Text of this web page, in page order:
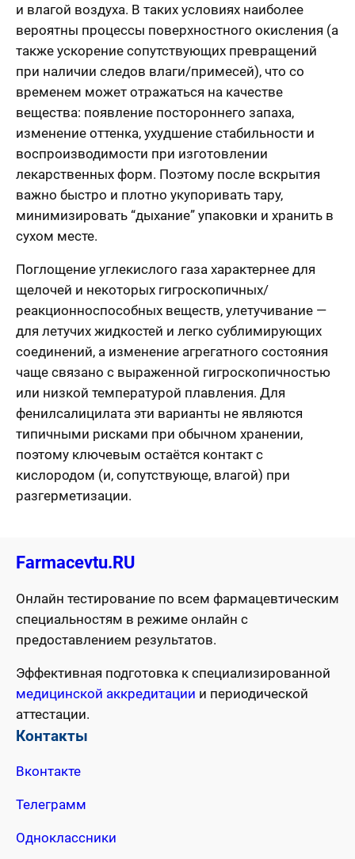
и влагой воздуха. В таких условиях наиболее
вероятны процессы поверхностного окисления (а
также ускорение сопутствующих превращений
при наличии следов влаги/примесей), что со
временем может отражаться на качестве
вещества: появление постороннего запаха,
изменение оттенка, ухудшение стабильности и
воспроизводимости при изготовлении
лекарственных форм. Поэтому после вскрытия
важно быстро и плотно укупоривать тару,
минимизировать “дыхание” упаковки и хранить в
сухом месте.
Поглощение углекислого газа характернее для
щелочей и некоторых гигроскопичных/
реакционноспособных веществ, улетучивание —
для летучих жидкостей и легко сублимирующих
соединений, а изменение агрегатного состояния
чаще связано с выраженной гигроскопичностью
или низкой температурой плавления. Для
фенилсалицилата эти варианты не являются
типичными рисками при обычном хранении,
поэтому ключевым остаётся контакт с
кислородом (и, сопутствующе, влагой) при
разгерметизации.
Farmacevtu.RU
Онлайн тестирование по всем фармацевтическим
специальностям в режиме онлайн с
предоставлением результатов.
Эффективная подготовка к специализированной
медицинской аккредитации и периодической
аттестации.
Контакты
Вконтакте
Телеграмм
Одноклассники